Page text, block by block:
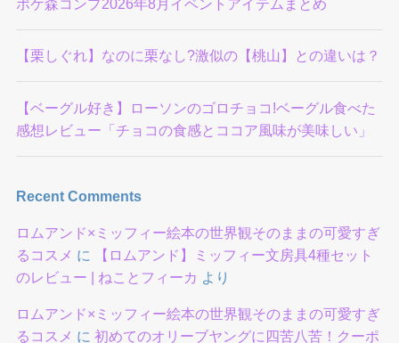
ポケ森コンプ2026年8月イベントアイテムまとめ
【栗しぐれ】なのに栗なし?激似の【桃山】との違いは？
【ベーグル好き】ローソンのゴロチョコ!ベーグル食べた
感想レビュー「チョコの食感とココア風味が美味しい」
Recent Comments
ロムアンド×ミッフィー絵本の世界観そのままの可愛すぎ
るコスメ に
【ロムアンド】ミッフィー文房具4種セット
のレビュー | ねことフィーカ より
ロムアンド×ミッフィー絵本の世界観そのままの可愛すぎ
るコスメ に 初めてのオリーブヤングに四苦八苦！クーポ